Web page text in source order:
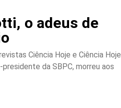
o adeus de
Ciência Hoje e Ciência Hoje
da SBPC, morreu aos